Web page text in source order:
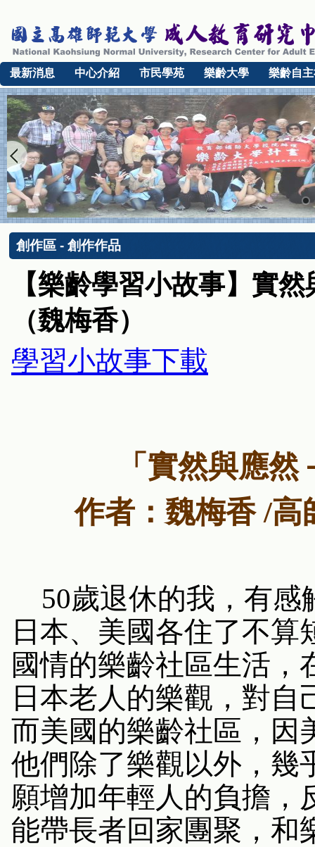
最新消息 中心介紹 市民學苑 樂齡大學 樂齡自
創作區 - 創作作品
【樂齡學習小故事】實
（魏梅香）
學習小故事下載
「實然與應
作者：魏梅香/高
50歲退休的我，有感
日本、美國各住了不
國情的樂齡社區生活，
日本老人的樂觀，對
而美國的樂齡社區，因
他們除了樂觀以外，幾
願增加年輕人的負擔，
能帶長者回家團聚，和